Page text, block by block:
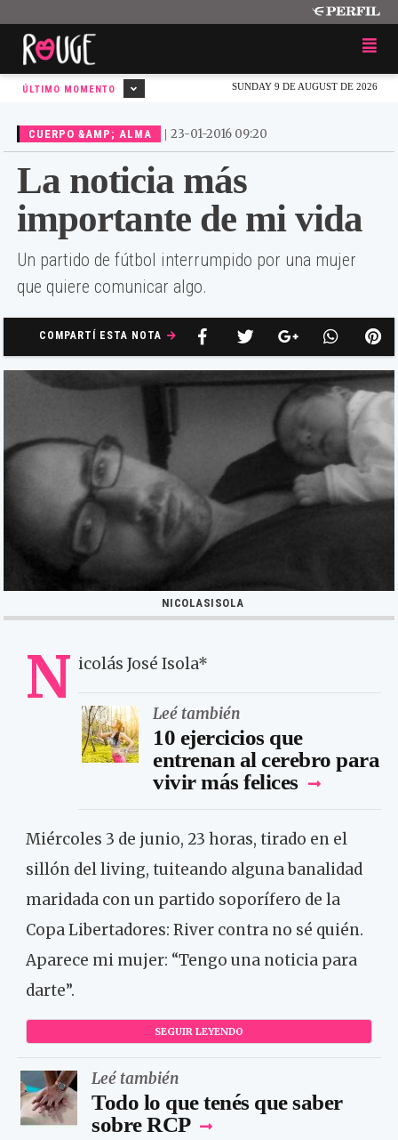
SUNDAY 9 DE AUGUST DE 2026
ÚLTIMO MOMENTO
CUERPO &AMP; ALMA | 23-01-2016 09:20
La noticia más
importante de mi vida
Un partido de fútbol interrumpido por una mujer
que quiere comunicar algo.
COMPARTÍ ESTA NOTA
NICOLASISOLA
N icolás José Isola*
Leé también
10 ejercicios que
entrenan al cerebro para
vivir más felices
Miércoles 3 de junio, 23 horas, tirado en el
sillón del living, tuiteando alguna banalidad
maridada con un partido soporífero de la
Copa Libertadores: River contra no sé quién.
Aparece mi mujer: “Tengo una noticia para
darte”.
SEGUIR LEYENDO
Leé también
Todo lo que tenés que saber
sobre RCP